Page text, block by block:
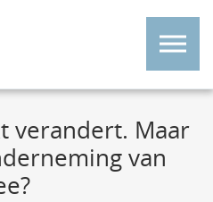
verandert. Maar
van